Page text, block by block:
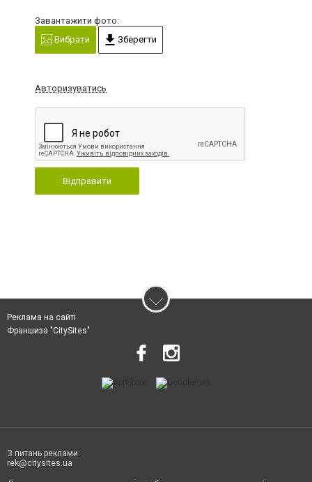
Завантажити фото:
Вибрати
Зберегти
Авторизуватись
Відправити
Реклама на сайті
Франшиза "CitySites"
З питань реклами:
rek@citysites.ua